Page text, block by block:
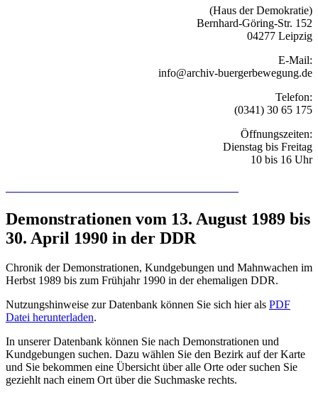
(Haus der Demokratie)
Bernhard-Göring-Str. 152
04277 Leipzig
E-Mail:
info@archiv-buergerbewegung.de
Telefon:
(0341) 30 65 175
Öffnungszeiten:
Dienstag bis Freitag
10 bis 16 Uhr
Demonstrationen vom 13. August 1989 bis
30. April 1990 in der DDR
Chronik der Demonstrationen, Kundgebungen und Mahnwachen im
Herbst 1989 bis zum Frühjahr 1990 in der ehemaligen DDR.
Nutzungshinweise zur Datenbank können Sie sich hier als PDF
Datei herunterladen.
In unserer Datenbank können Sie nach Demonstrationen und
Kundgebungen suchen. Dazu wählen Sie den Bezirk auf der Karte
und Sie bekommen eine Übersicht über alle Orte oder suchen Sie
geziehlt nach einem Ort über die Suchmaske rechts.